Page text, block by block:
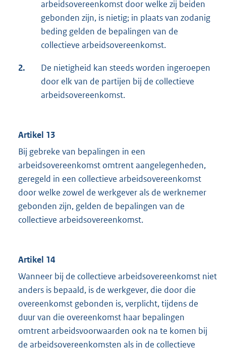
arbeidsovereenkomst door welke zij beiden
gebonden zijn, is nietig; in plaats van zodanig
beding gelden de bepalingen van de
collectieve arbeidsovereenkomst.
2.
De nietigheid kan steeds worden ingeroepen
door elk van de partijen bij de collectieve
arbeidsovereenkomst.
Artikel 13
Bij gebreke van bepalingen in een
arbeidsovereenkomst omtrent aangelegenheden,
geregeld in een collectieve arbeidsovereenkomst
door welke zowel de werkgever als de werknemer
gebonden zijn, gelden de bepalingen van de
collectieve arbeidsovereenkomst.
Artikel 14
Wanneer bij de collectieve arbeidsovereenkomst niet
anders is bepaald, is de werkgever, die door die
overeenkomst gebonden is, verplicht, tijdens de
duur van die overeenkomst haar bepalingen
omtrent arbeidsvoorwaarden ook na te komen bij
de arbeidsovereenkomsten als in de collectieve